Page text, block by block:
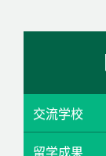
交流学校
留学成果